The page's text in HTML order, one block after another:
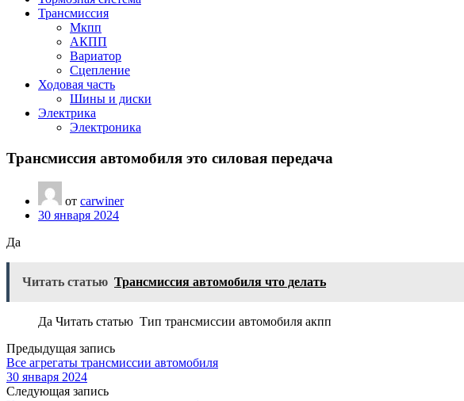
Трансмиссия
Мкпп
АКПП
Вариатор
Сцепление
Ходовая часть
Шины и диски
Электрика
Электроника
Трансмиссия автомобиля это силовая передача
от carwiner
30 января 2024
Да
Читать статью Трансмиссия автомобиля что делать
Да Читать статью Тип трансмиссии автомобиля акпп
Предыдущая запись
Все агрегаты трансмиссии автомобиля
30 января 2024
Следующая запись